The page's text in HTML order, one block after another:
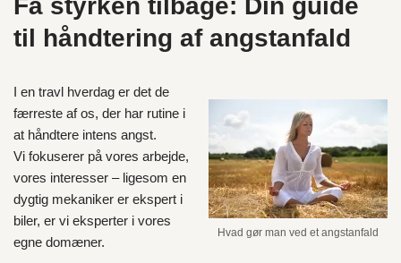
Få styrken tilbage: Din guide
til håndtering af angstanfald
Hvad gør man ved et angstanfald
I en travl hverdag er det de
færreste af os, der har rutine i
at håndtere intens angst.
Vi fokuserer på vores arbejde,
vores interesser – ligesom en
dygtig mekaniker er ekspert i
biler, er vi eksperter i vores
egne domæner.